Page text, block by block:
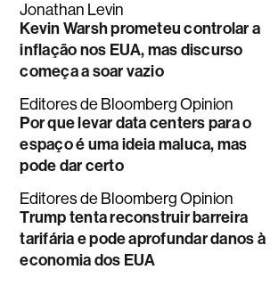
Jonathan Levin
Kevin Warsh prometeu controlar a
inflação nos EUA, mas discurso
começa a soar vazio
Editores de Bloomberg Opinion
Por que levar data centers para o
espaço é uma ideia maluca, mas
pode dar certo
Editores de Bloomberg Opinion
Trump tenta reconstruir barreira
tarifária e pode aprofundar danos à
economia dos EUA